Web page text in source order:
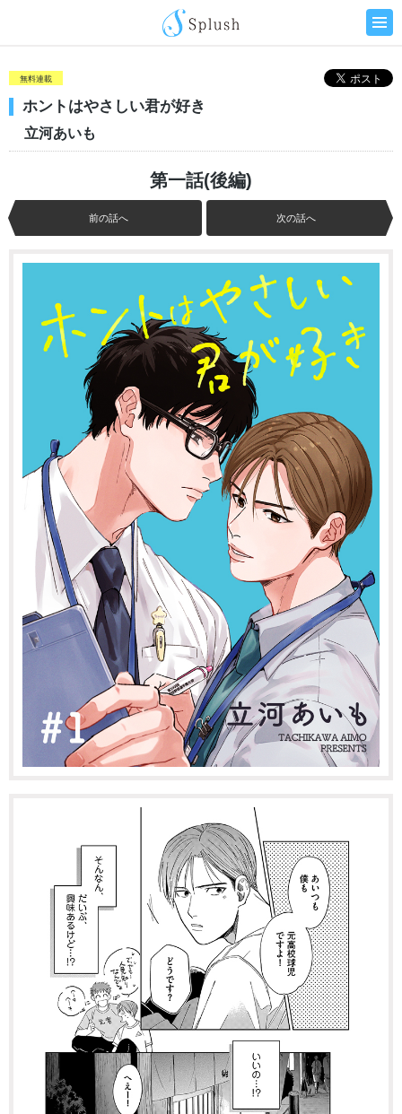
無料連載
ホントはやさしい君が好き
立河あいも
第一話(後編)
前の話へ 次の話へ